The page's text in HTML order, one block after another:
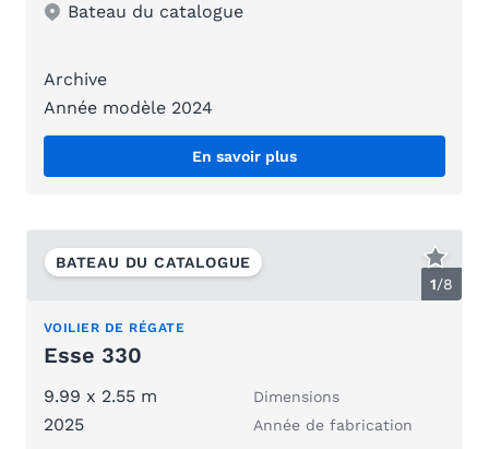
Bateau du catalogue
Archive
Année modèle 2024
En savoir plus
1/8
BATEAU DU CATALOGUE
VOILIER DE RÉGATE
Esse 330
9.99 x 2.55 m Dimensions
2025 Année de fabrication